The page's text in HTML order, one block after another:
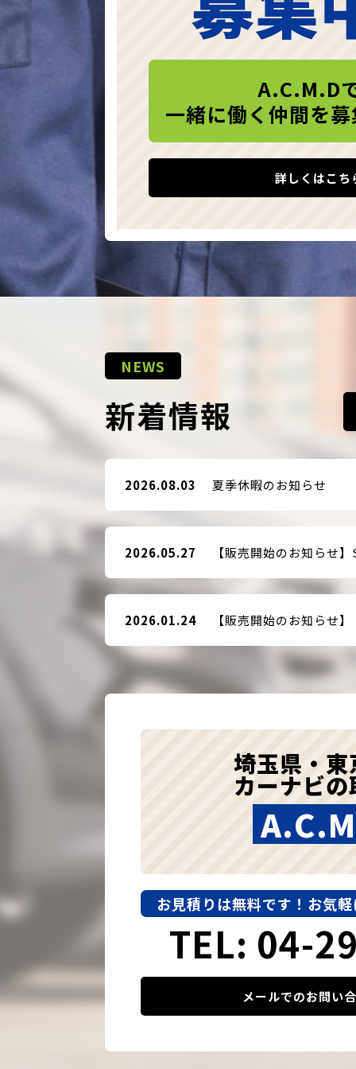
A.C.M.D
一緒に働く仲間を
詳しくはこち
NEWS
新着情報
2026.08.03 夏季休暇のお知らせ
2026.05.27
2026.01.24
埼玉県・
カーナビ
お見積りは無料です！ お気
TEL: 04-
メールでのお問い